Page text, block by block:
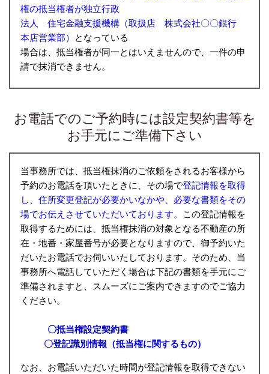
権の抵当権者が独立行政
法人 住宅金融支援機構（取扱店 株式会社〇〇銀行
本店営業部）
となっている
場合は、抵当権者が同一とはいえませんので、一件の申
請で抹消できません。
お電話でのご予約時には設定契約書等を
お手元にご準備下さい
当事務所では、抵当権抹消のご依頼をされるお客様から
予約のお電話を頂いたときに、その場で登記情報を取得
し、住所変更登記が必要かいなかや、必要な書類をその
場でお伝えさせていただいております。
こ の登記情報を
取得するためには、抵当権抹消の対象となる不動産の所
在・地番・家屋番号が必要となりますので、御予約いた
だいたお電話でお伺いいたしております。そのため、当
事務所へ電話していただく場合は下記の書類を手元にご
準備されますと、スムーズにご案内できますのでご協力
ください。
〇抵当権設定契約書
〇登記識別情報（抵当権に関するもの）
なお、お電話いただいた時間が登記情報を取得できない